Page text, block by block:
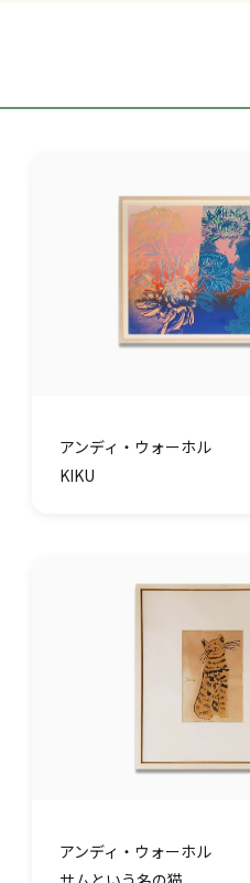
アンディ・ウォーホル
KIKU
アンディ・ウォーホル